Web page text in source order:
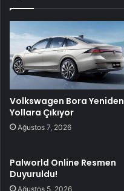
Volkswagen Bora Yeniden
Yollara Çıkıyor
Ağustos 7, 2026
Palworld Online Resmen
Duyuruldu!
Ağustos 5, 2026